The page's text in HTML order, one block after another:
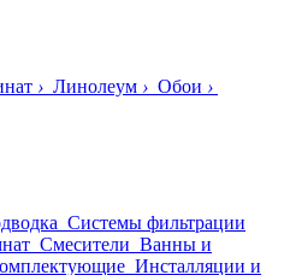
› Линолеум › Обои ›
Системы фильтрации
Смесители Ванны и
Инсталляции и